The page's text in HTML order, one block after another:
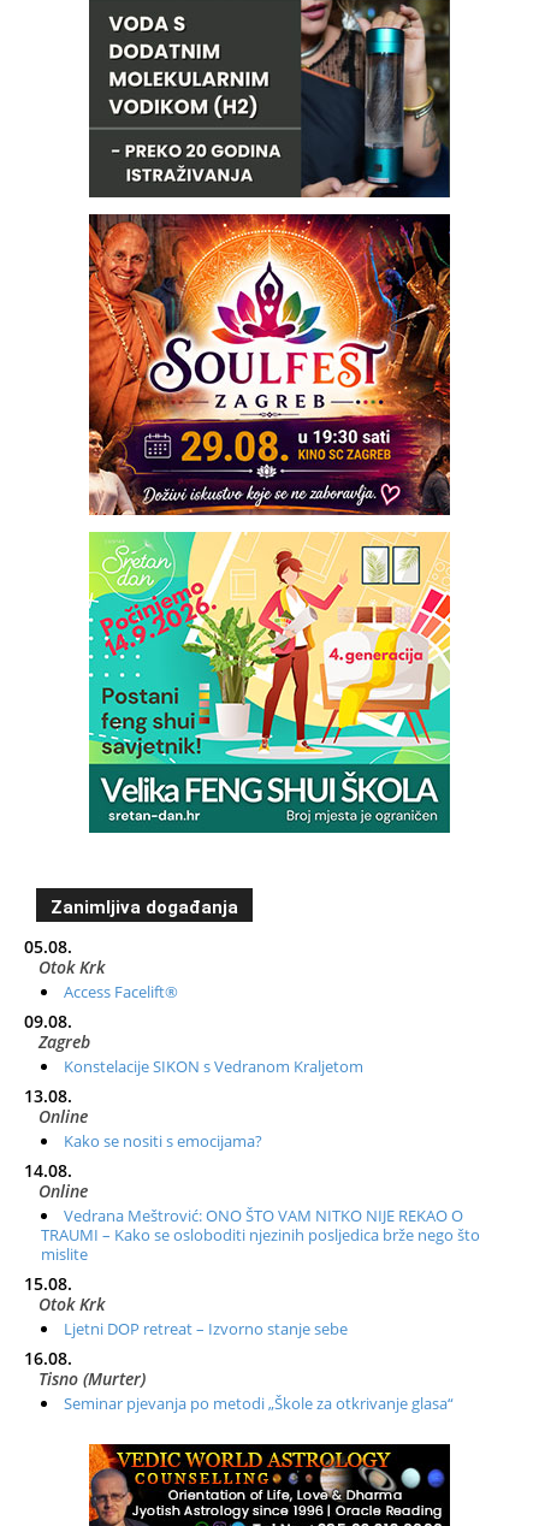
Zanimljiva događanja
05.08.
Otok Krk
Access Facelift®
09.08.
Zagreb
Konstelacije SIKON s Vedranom Kraljetom
13.08.
Online
Kako se nositi s emocijama?
14.08.
Online
Vedrana Meštrović: ONO ŠTO VAM NITKO NIJE REKAO O
TRAUMI – Kako se osloboditi njezinih posljedica brže nego što
mislite
15.08.
Otok Krk
Ljetni DOP retreat – Izvorno stanje sebe
16.08.
Tisno (Murter)
Seminar pjevanja po metodi „Škole za otkrivanje glasa“
Radionica: Pomagači iz drugih dimenzija Online – otvoreno za